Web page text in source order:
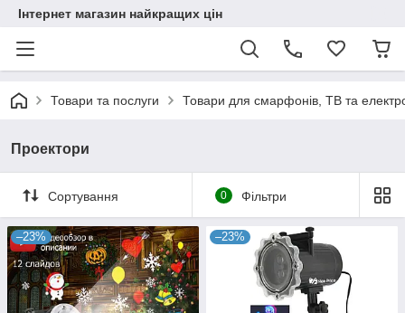
Інтернет магазин найкращих цін
Товари та послуги Товари для смарфонів, ТВ та
Проектори
Сортування 0 Фільтри
–23% –23%